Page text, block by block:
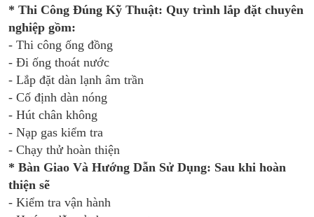
* Thi Công Đúng Kỹ Thuật: Quy trình lắp đặt chuyên
nghiệp gồm:
- Thi công ống đồng
- Đi ống thoát nước
- Lắp đặt dàn lạnh âm trần
- Cố định dàn nóng
- Hút chân không
- Nạp gas kiểm tra
- Chạy thử hoàn thiện
* Bàn Giao Và Hướng Dẫn Sử Dụng: Sau khi hoàn
thiện sẽ
- Kiểm tra vận hành